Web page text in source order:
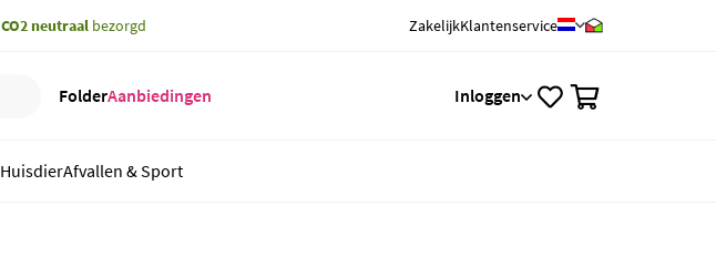
CO2 neutraal bezorgd ZakelijkKlantenservice
FolderAanbiedingen Inloggen
HuisdierAfvallen & Sport